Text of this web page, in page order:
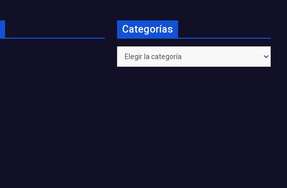
Categorías
Categorías